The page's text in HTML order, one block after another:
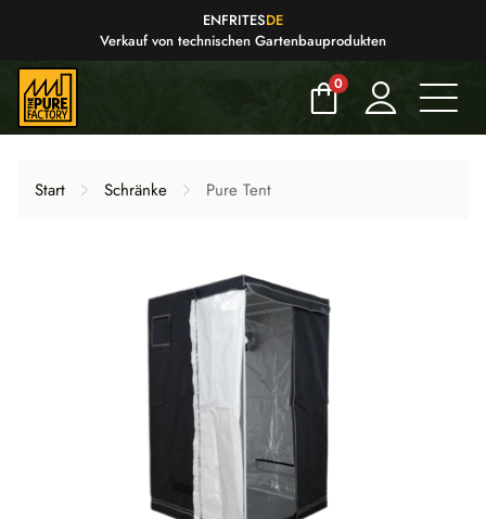
ENFRITESDE
Verkauf von technischen Gartenbauprodukten
0
Start Schränke Pure Tent